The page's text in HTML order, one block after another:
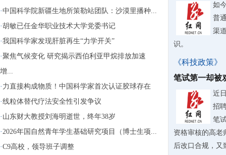
·中国科学院新疆生地所策勒站团队：沙漠里播种...
·胡敏已任金华职业技术大学党委书记
·我国科学家发现肝脏再生“力学开关”
·聚焦气候变化 研究揭示西伯利亚甲烷排放加速
增...
· 力直接构成物质！中国科学家首次认证胶球存在
·线粒体替代疗法安全性引发争议
· 山东财大教授刘海明逝世，终年38岁
·2026年国自然青年学生基础研究项目（博士生项...
·C9高校，领导班子调整
如
普
渠
识。
《科技政策》
笔试第一却被
近
招
笔
资格审核的高老
后改口合规，又